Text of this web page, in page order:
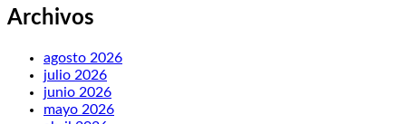
Archivos
agosto 2026
julio 2026
junio 2026
mayo 2026